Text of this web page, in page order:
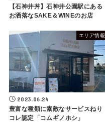
【石神井丼】石神井公園駅にある
お洒落なSAKE＆WINEのお店
エリア情報
2023.06.24
豊富な種類に素敵なサービスねり
コレ認定「コムギノホシ」